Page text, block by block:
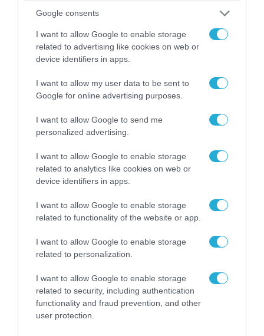
Google consents
I want to allow Google to enable storage
related to advertising like cookies on web or
device identifiers in apps.
I want to allow my user data to be sent to
Google for online advertising purposes.
I want to allow Google to send me
personalized advertising.
I want to allow Google to enable storage
related to analytics like cookies on web or
device identifiers in apps.
I want to allow Google to enable storage
related to functionality of the website or app.
I want to allow Google to enable storage
related to personalization.
I want to allow Google to enable storage
related to security, including authentication
functionality and fraud prevention, and other
user protection.
«Οι εντελώς αθώοι»: Η ανάρτηση του Αρκά για
Αττικής (φωτο)
04.08.2026 | 15:02
Αυτή την ώρα το τελευταίο «αντίο» στον πρώην
υπουργό Ι.Βαρβιτσιώτη (φωτο)